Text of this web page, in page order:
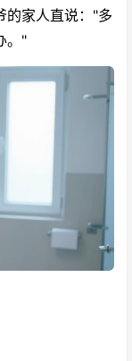
的家人直说："多
。"